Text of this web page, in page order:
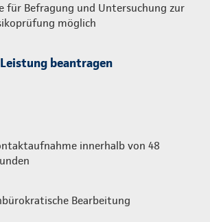
für Befragung und Untersuchung zur
möglich
Leistung beantragen
innerhalb von 48
Bearbeitung